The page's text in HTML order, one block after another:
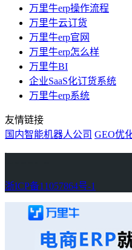
万里牛erp操作流程
万里牛云订货
万里牛erp官网
万里牛erp怎么样
万里牛BI
企业SaaS化订货系统
万里牛erp系统
友情链接
国内智能机器人公司 GEO优
浙ICP备11057864号-1